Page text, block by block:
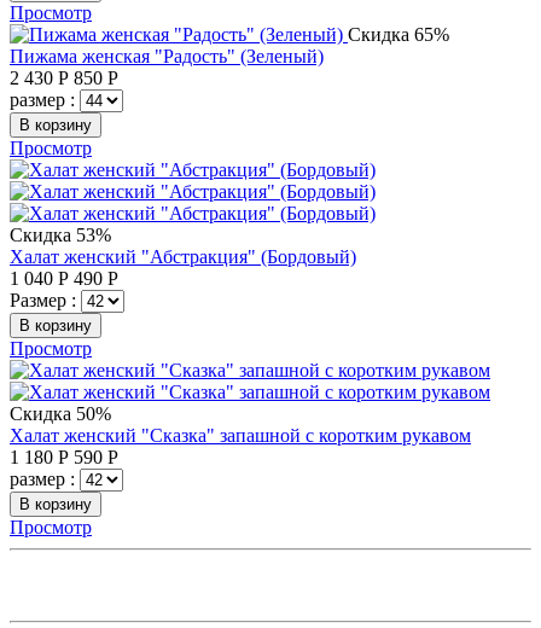
Просмотр
Скидка 65%
Пижама женская "Радость" (Зеленый)
2 430 Р 850 Р
размер :
В корзину
Просмотр
Скидка 53%
Халат женский "Абстракция" (Бордовый)
1 040 Р 490 Р
Размер :
В корзину
Просмотр
Скидка 50%
Халат женский "Сказка" запашной с коротким рукавом
1 180 Р 590 Р
размер :
В корзину
Просмотр